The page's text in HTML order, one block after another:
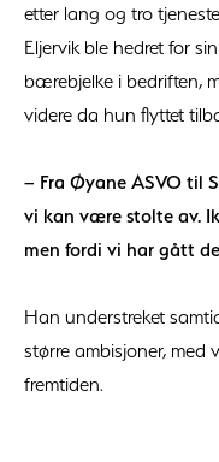
etter lang og tro
Eljervik ble hedret for
bærebjelke i bedriften,
videre da hun flyttet
– Fra Øyane ASVO til
vi kan være stolte av.
men fordi vi har gått
Han understreket
større ambisjoner, med
fremtiden.